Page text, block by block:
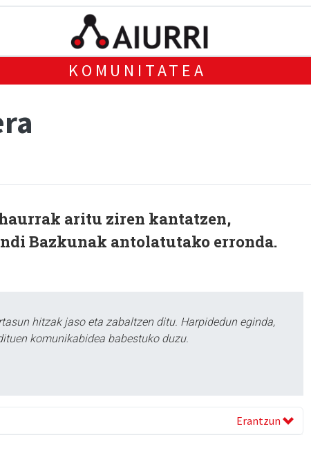
KOMUNITATEA
aritu ziren kantatzen,
Bazkunak antolatutako erronda.
hitzak jaso eta zabaltzen ditu. Harpidedun eginda,
komunikabidea babestuko duzu.
Erantzun